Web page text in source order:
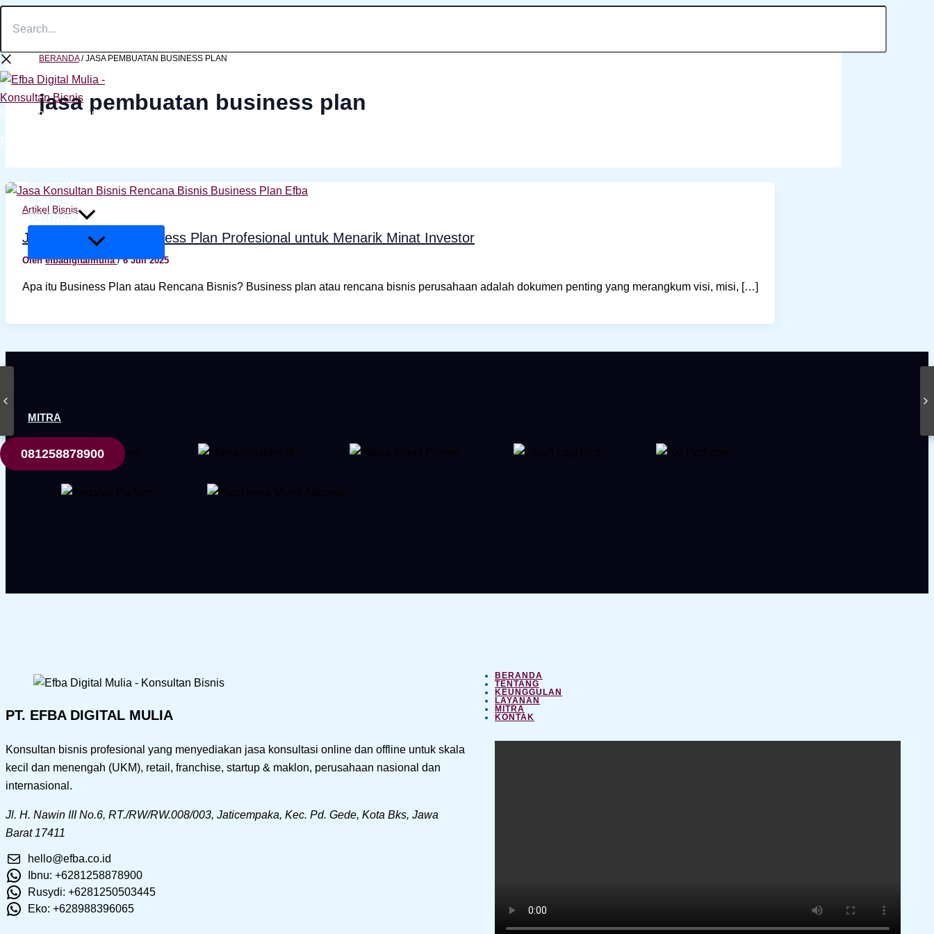
ke
konten
Search...
Konsultan Bisnis, Marketing, Keuangan dan Manajemen
PT. EFBA DIGITAL MULIA
BERANDA
ARTIKEL
TENTANG
MITRA
081258878900
BERANDA/JASA PEMBUATAN BUSINESS PLAN
jasa pembuatan business plan
Artikel Bisnis
Jasa Pembuatan Business Plan Profesional untuk Menarik Minat Investor
Olehefbadigitalmulia/6 Juli 2025
Apa itu Business Plan atau Rencana Bisnis? Business plan atau rencana bisnis perusahaan adalah dokumen penting yang merangkum visi, misi, […]
PT. EFBA DIGITAL MULIA
Konsultan bisnis profesional yang menyediakan jasa konsultasi online dan offline untuk skala
kecil dan menengah (UKM), retail, franchise, startup & maklon, perusahaan nasional dan
internasional.
Jl. H. Nawin III No.6, RT./RW/RW.008/003, Jaticempaka, Kec. Pd. Gede, Kota Bks, Jawa
Barat 17411
hello@efba.co.id
Ibnu: +6281258878900
Rusydi: +6281250503445
Eko: +628988396065
BERANDA
TENTANG
KEUNGGULAN
LAYANAN
MITRA
KONTAK